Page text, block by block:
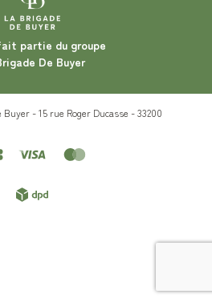
partie du groupe
De Buyer
- 15 rue Roger Ducasse - 33200